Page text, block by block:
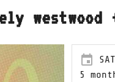
westwood
5